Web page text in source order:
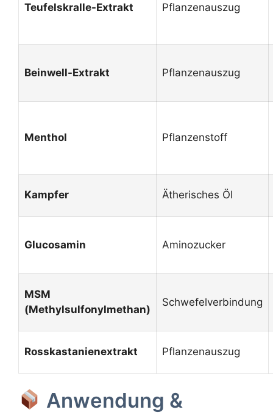
Teufelskralle-Extrakt Pflanzenauszug
Beinwell-Extrakt Pflanzenauszug
Menthol Pflanzenstoff
Kampfer Ätherisches Öl
Glucosamin Aminozucker
MSM
(Methylsulfonylmethan)
Schwefelverbindung
Rosskastanienextrakt Pflanzenauszug
Anwendung &